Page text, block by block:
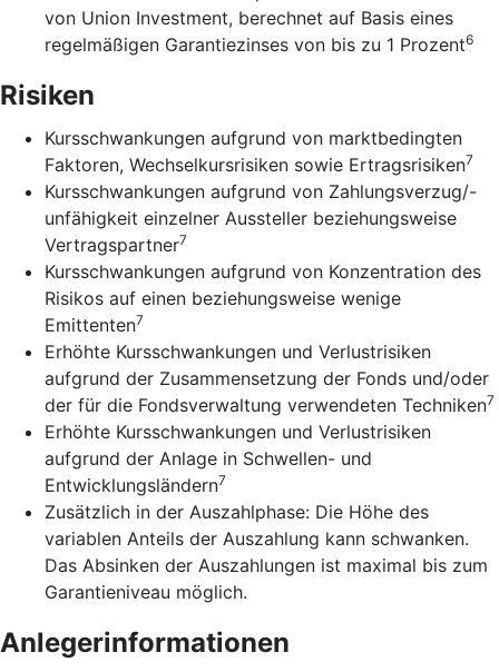
von Union Investment, berechnet auf Basis eines
regelmäßigen Garantiezinses von bis zu 1 Prozent6
Risiken
Kursschwankungen aufgrund von marktbedingten
Faktoren, Wechselkursrisiken sowie Ertragsrisiken7
Kursschwankungen aufgrund von Zahlungsverzug/-
unfähigkeit einzelner Aussteller beziehungsweise
Vertragspartner7
Kursschwankungen aufgrund von Konzentration des
Risikos auf einen beziehungsweise wenige
Emittenten7
Erhöhte Kursschwankungen und Verlustrisiken
aufgrund der Zusammensetzung der Fonds und/oder
der für die Fondsverwaltung verwendeten Techniken7
Erhöhte Kursschwankungen und Verlustrisiken
aufgrund der Anlage in Schwellen- und
Entwicklungsländern7
Zusätzlich in der Auszahlphase: Die Höhe des
variablen Anteils der Auszahlung kann schwanken.
Das Absinken der Auszahlungen ist maximal bis zum
Garantieniveau möglich.
Anlegerinformationen